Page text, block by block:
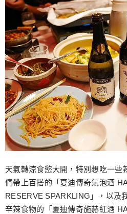
天氣轉涼食慾大開，特別想吃一些
們帶上百搭的「夏迪傳奇氣泡酒
RESERVE SPARKLING」，以及
辛辣食物的「夏迪傳奇施赫紅酒